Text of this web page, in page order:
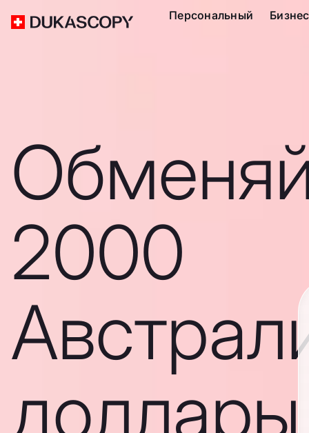
Персональный Бизнес
2000
доллары